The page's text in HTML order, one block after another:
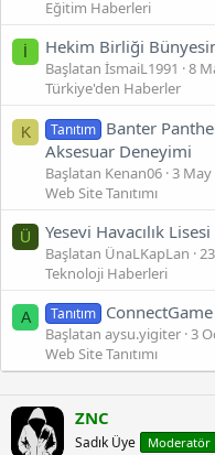
Eğitim Haberleri
İ Hekim Birliği
Başlatan İsmaiL1991 8
Türkiye'den Haberler
K Tanıtım Banter
Aksesuar Deneyimi
Başlatan Kenan06 3 May
Web Site Tanıtımı
Ü Yesevi Havacılık
Başlatan ÜnaLKapLan
Teknoloji Haberleri
A Tanıtım
Başlatan aysu.yigiter 3
Web Site Tanıtımı
ZNC
Sadık Üye Moderatör